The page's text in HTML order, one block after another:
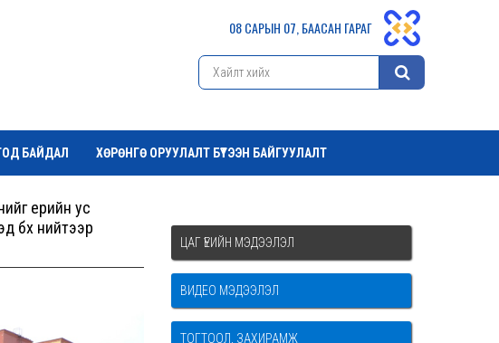
08 САРЫН 07, БААСАН ГАРАГ
БАЙДАЛ ХӨРӨНГӨ ОРУУЛАЛТ БҮТЭЭН БАЙГУУЛАЛТ
үерийн ус
бүх нийтээр
ЦАГ ҮЕИЙН МЭДЭЭЛЭЛ
ВИДЕО МЭДЭЭЛЭЛ
ТОГТООЛ, ЗАХИРАМЖ